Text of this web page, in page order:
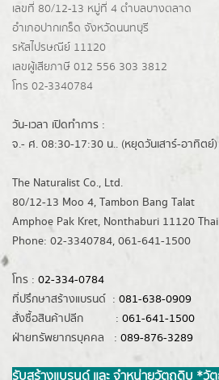
เลขที่ 80/12-13 หมู่ที่ 4 ตำบลบางตลาด
อำเภอปากเกร็ด จังหวัดนนทบุรี
รหัสไปรษณีย์ 11120
เลขผู้เสียภาษี 012 556 303 3812
โทร 02-3340784
วัน-เวลา เปิดทำการ :
จ.- ศ. 08:30-17:30 น.. (หยุดวันเสาร์-อาทิตย์)
The Naturalist Co., Ltd.
80/12-13 Moo 4, Tambon Bang Talat
Amphoe Pak Kret, Nonthaburi 11120
Phone: 02-3340784, 061-641-1500
โทร : 02-334-0784
ที่ปรึกษาสร้างแบรนด์ : 081-638-0909
สั่งซื้อสินค้าปลีก : 061-641-1500
ฝ่ายทรัพยากรบุคคล : 089-876-3289